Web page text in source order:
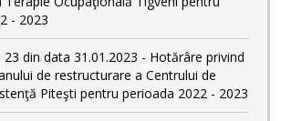
- 2023
din data 31.01.2023 - Hotărâre privind
de restructurare a Centrului de
Piteşti pentru perioada 2022 - 2023